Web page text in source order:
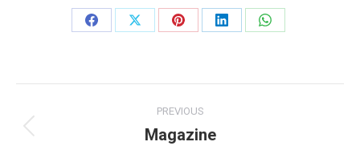
Share
Share
Share
Share
Share
navigation
PREVIOUS
Previous
Magazine